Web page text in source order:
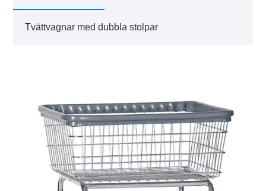
Tvättvagnar med dubbla stolpar